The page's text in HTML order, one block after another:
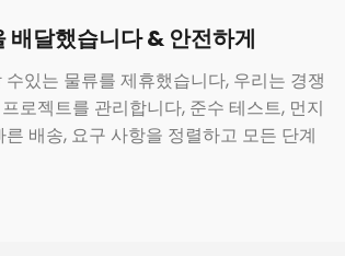
배달했습니다 & 안전하게
있는 물류를 제휴했습니다, 우리는 경쟁
로젝트를 관리합니다, 준수 테스트, 먼지
배송, 요구 사항을 정렬하고 모든 단계